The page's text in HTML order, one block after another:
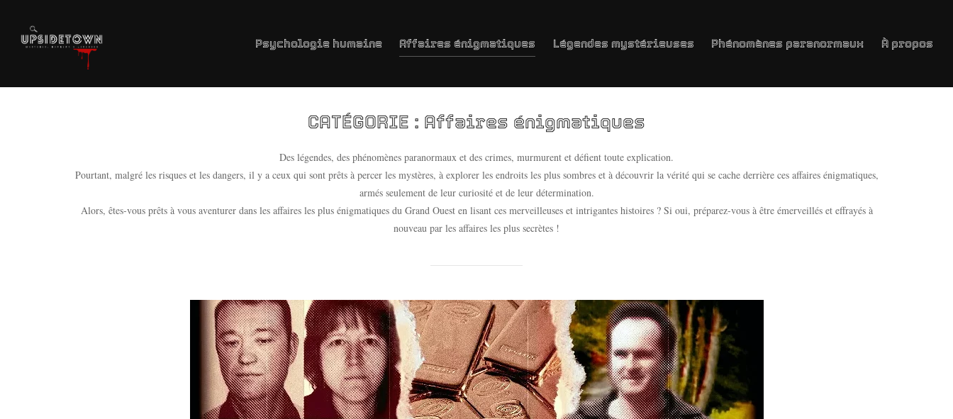
contenu
Psychologie humaine Affaires énigmatiques Légendes mystérieuses Phénomènes paranormaux À propos
CATÉGORIE : Affaires énigmatiques
Des légendes, des phénomènes paranormaux et des crimes, murmurent et défient toute explication.
Pourtant, malgré les risques et les dangers, il y a ceux qui sont prêts à percer les mystères, à explorer les endroits les plus sombres et à découvrir la vérité qui se cache derrière ces affaires énigmatiques,
armés seulement de leur curiosité et de leur détermination.
Alors, êtes-vous prêts à vous aventurer dans les affaires les plus énigmatiques du Grand Ouest en lisant ces merveilleuses et intrigantes histoires ? Si oui, préparez-vous à être émerveillés et effrayés à
nouveau par les affaires les plus secrètes !